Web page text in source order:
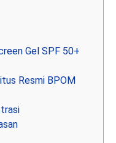
Gel SPF 50+
Resmi BPOM